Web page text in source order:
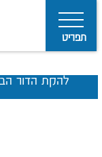
תפריט
להקת הדור